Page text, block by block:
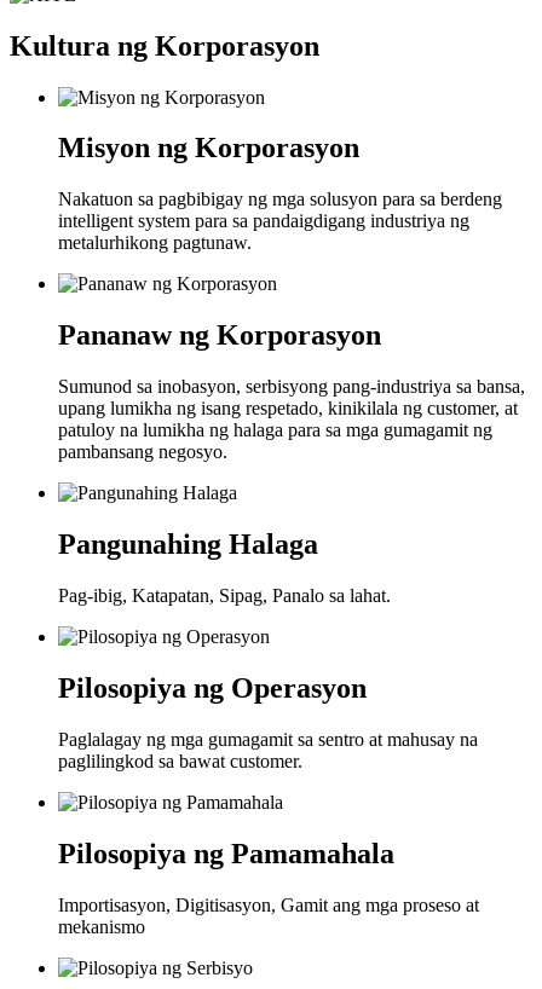
Kultura ng Korporasyon
Misyon ng Korporasyon
Nakatuon sa pagbibigay ng mga solusyon para sa berdeng
intelligent system para sa pandaigdigang industriya ng
metalurhikong pagtunaw.
Pananaw ng Korporasyon
Sumunod sa inobasyon, serbisyong pang-industriya sa bansa,
upang lumikha ng isang respetado, kinikilala ng customer, at
patuloy na lumikha ng halaga para sa mga gumagamit ng
pambansang negosyo.
Pangunahing Halaga
Pag-ibig, Katapatan, Sipag, Panalo sa lahat.
Pilosopiya ng Operasyon
Paglalagay ng mga gumagamit sa sentro at mahusay na
paglilingkod sa bawat customer.
Pilosopiya ng Pamamahala
Importisasyon, Digitisasyon, Gamit ang mga proseso at
mekanismo